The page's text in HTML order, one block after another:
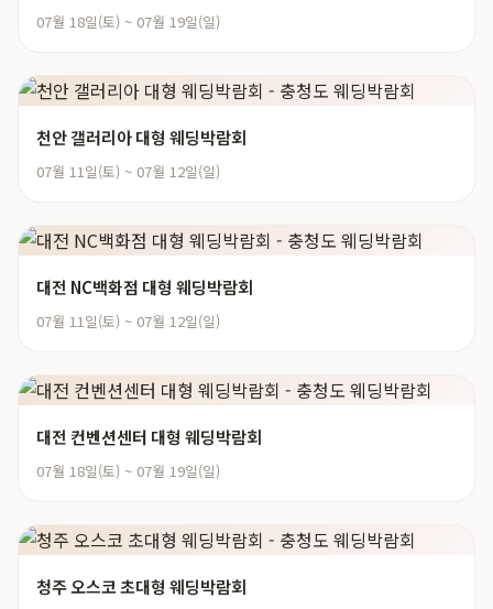
07월 18일(토) ~ 07월 19일(일)
천안 갤러리아 대형 웨딩박람회
07월 11일(토) ~ 07월 12일(일)
대전 NC백화점 대형 웨딩박람회
07월 11일(토) ~ 07월 12일(일)
대전 컨벤션센터 대형 웨딩박람회
07월 18일(토) ~ 07월 19일(일)
청주 오스코 초대형 웨딩박람회